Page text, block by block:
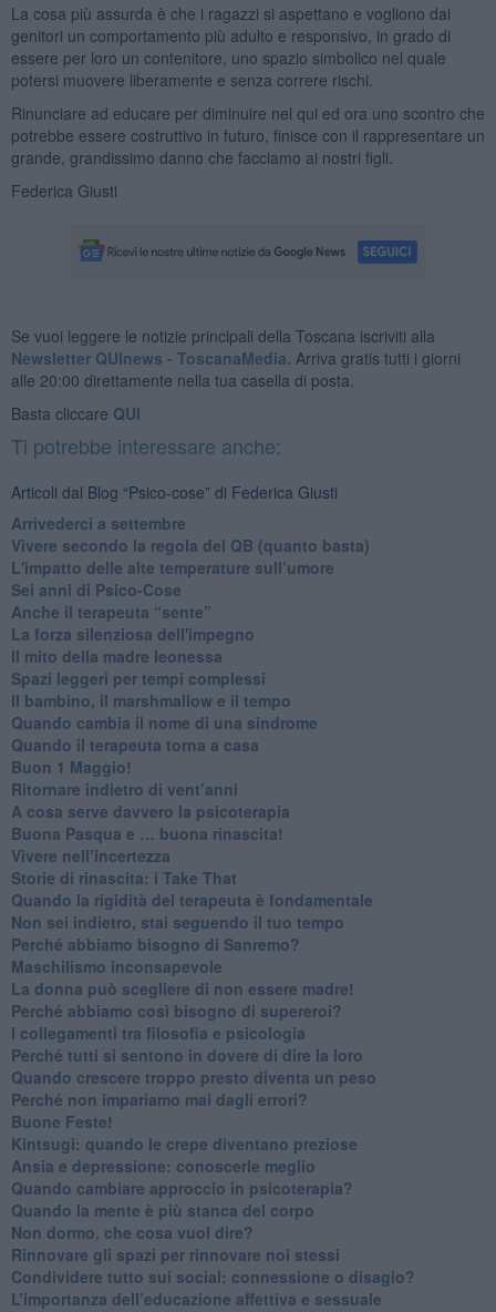
La cosa più assurda è che i ragazzi si aspettano e vogliono dai
genitori un comportamento più adulto e responsivo, in grado di
essere per loro un contenitore, uno spazio simbolico nel quale
potersi muovere liberamente e senza correre rischi.
Rinunciare ad educare per diminuire nel qui ed ora uno scontro che
potrebbe essere costruttivo in futuro, finisce con il rappresentare un
grande, grandissimo danno che facciamo ai nostri figli.
Federica Giusti
Se vuoi leggere le notizie principali della Toscana iscriviti alla
Newsletter QUInews - ToscanaMedia. Arriva gratis tutti i giorni
alle 20:00 direttamente nella tua casella di posta.
Basta cliccare QUI
Ti potrebbe interessare anche:
Articoli dal Blog “Psico-cose” di Federica Giusti
​Arrivederci a settembre
​Vivere secondo la regola del QB (quanto basta)
​L'impatto delle alte temperature sull’umore
Sei anni di Psico-Cose
​Anche il terapeuta “sente”
​La forza silenziosa dell'impegno
​Il mito della madre leonessa
Spazi leggeri per tempi complessi
Il bambino, il marshmallow e il tempo
​Quando cambia il nome di una sindrome
​Quando il terapeuta torna a casa
​Buon 1 Maggio!
Ritornare indietro di vent’anni
​A cosa serve davvero la psicoterapia
​Buona Pasqua e … buona rinascita!
​Vivere nell’incertezza
​Storie di rinascita: i Take That
​Quando la rigidità del terapeuta è fondamentale
​Non sei indietro, stai seguendo il tuo tempo
​Perché abbiamo bisogno di Sanremo?
​Maschilismo inconsapevole
​La donna può scegliere di non essere madre!
​Perché abbiamo così bisogno di supereroi?
​I collegamenti tra filosofia e psicologia
​Perché tutti si sentono in dovere di dire la loro
​Quando crescere troppo presto diventa un peso
​Perché non impariamo mai dagli errori?
​Buone Feste!
​Kintsugi: quando le crepe diventano preziose
Ansia e depressione: conoscerle meglio
Quando cambiare approccio in psicoterapia?
​Quando la mente è più stanca del corpo
Non dormo, che cosa vuol dire?
​Rinnovare gli spazi per rinnovare noi stessi
​Condividere tutto sui social: connessione o disagio?
​L’importanza dell’educazione affettiva e sessuale